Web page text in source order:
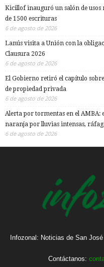
Kicillof inauguró un salón de usos
de 1500 escrituras
6 de agosto de 2026
Lanús visita a Unión con la
Clausura 2026
6 de agosto de 2026
El Gobierno retiró el capítulo
de propiedad privada
6 de agosto de 2026
Alerta por tormentas en el
naranja por lluvias intensas,
6 de agosto de 2026
Infozonal: Noticias de San
Contáctanos: